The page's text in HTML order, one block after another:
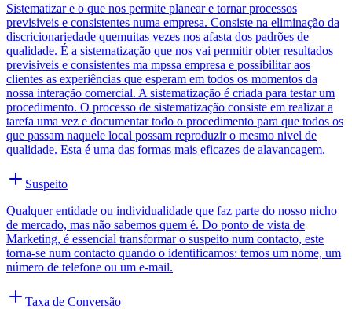
Sistematizar e o que nos permite planear e tornar processos
previsiveis e consistentes numa empresa. Consiste na eliminação da
discricionariedade quemuitas vezes nos afasta dos padrões de
qualidade. É a sistematização que nos vai permitir obter resultados
previsiveis e consistentes ma mpssa empresa e possibilitar aos
clientes as experiências que esperam em todos os momentos da
nossa interação comercial. A sistematização é criada para testar um
procedimento. O processo de sistematização consiste em realizar a
tarefa uma vez e documentar todo o procedimento para que todos os
que passam naquele local possam reproduzir o mesmo nivel de
qualidade. Esta é uma das formas mais eficazes de alavancagem.
Suspeito
Qualquer entidade ou individualidade que faz parte do nosso nicho
de mercado, mas não sabemos quem é. Do ponto de vista de
Marketing, é essencial transformar o suspeito num contacto, este
torna-se num contacto quando o identificamos: temos um nome, um
número de telefone ou um e-mail.
Taxa de Conversão